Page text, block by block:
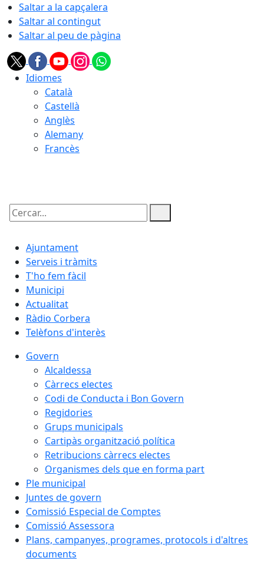
Saltar a la capçalera
Saltar al contingut
Saltar al peu de pàgina
Idiomes
Català
Castellà
Anglès
Alemany
Francès
Cercar:
Ajuntament
Serveis i tràmits
T'ho fem fàcil
Municipi
Actualitat
Ràdio Corbera
Telèfons d'interès
Govern
Alcaldessa
Càrrecs electes
Codi de Conducta i Bon Govern
Regidories
Grups municipals
Cartipàs organització política
Retribucions càrrecs electes
Organismes dels que en forma part
Ple municipal
Juntes de govern
Comissió Especial de Comptes
Comissió Assessora
Plans, campanyes, programes, protocols i d'altres
documents